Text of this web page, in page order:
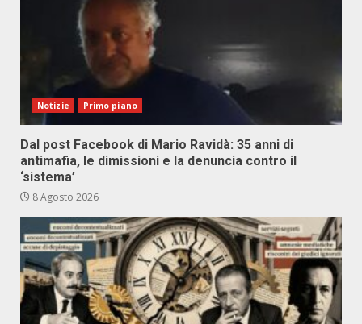
Notizie Primo piano
Dal post Facebook di Mario Ravidà: 35 anni di
antimafia, le dimissioni e la denuncia contro il
‘sistema’
8 Agosto 2026